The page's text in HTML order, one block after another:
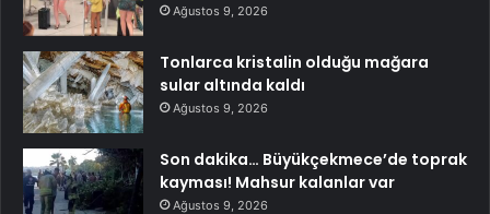
Ağustos 9, 2026
Tonlarca kristalin olduğu mağara
sular altında kaldı
Ağustos 9, 2026
Son dakika… Büyükçekmece’de toprak
kayması! Mahsur kalanlar var
Ağustos 9, 2026